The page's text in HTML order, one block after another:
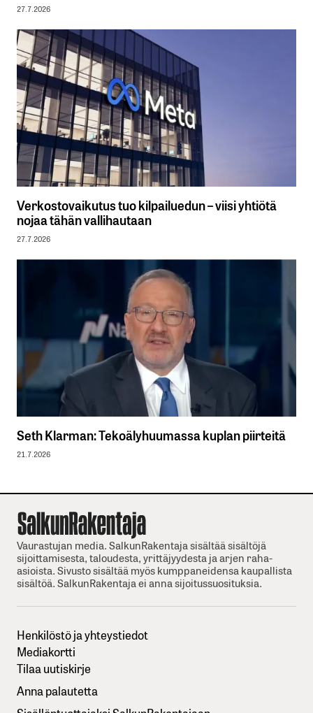
27.7.2026
Verkostovaikutus tuo kilpailuedun – viisi yhtiötä
nojaa tähän vallihautaan
27.7.2026
Seth Klarman: Tekoälyhuumassa kuplan piirteitä
21.7.2026
Vaurastujan media. SalkunRakentaja sisältää sisältöjä
sijoittamisesta, taloudesta, yrittäjyydesta ja arjen raha-
asioista. Sivusto sisältää myös kumppaneidensa kaupallista
sisältöä. SalkunRakentaja ei anna sijoitussuosituksia.
Henkilöstö ja yhteystiedot
Mediakortti
Tilaa uutiskirje
Anna palautetta